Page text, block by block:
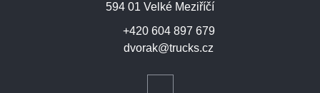
dvorak@trucks.cz
+420 604 897 679
594 01 Velké Meziříčí